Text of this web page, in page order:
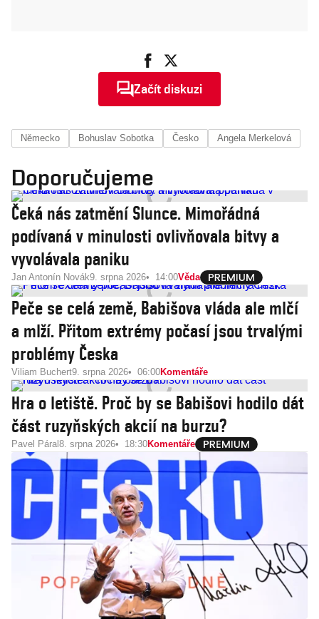
Začít diskuzi
Německo Bohuslav Sobotka Česko Angela Merkelová
Doporučujeme
Čeká nás zatmění Slunce. Mimořádná
podívaná v minulosti ovlivňovala bitvy a
vyvolávala paniku
Jan Antonín Novák9. srpna 2026 14:00Věda
Peče se celá země, Babišova vláda ale mlčí
a mlží. Přitom extrémy počasí jsou trvalými
problémy Česka
Viliam Buchert9. srpna 2026 06:00Komentáře
Hra o letiště. Proč by se Babišovi hodilo dát
část ruzyňských akcií na burzu?
Pavel Páral 8. srpna 2026 18:30Komentáře